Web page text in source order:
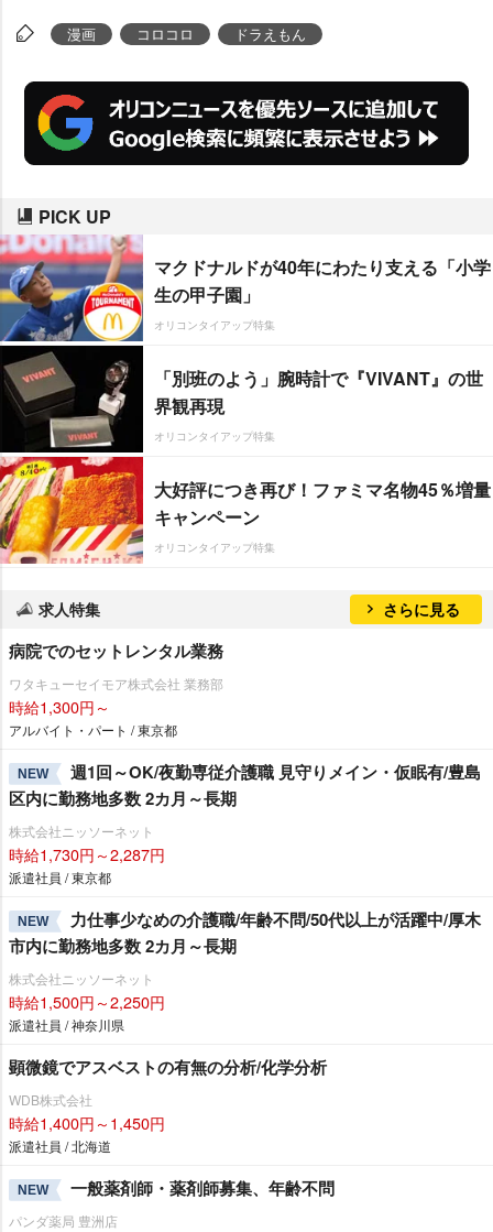
明している。
漫画 コロコロ ドラえもん
PICK UP
マクドナルドが40年にわたり支える「小学
生の甲子園」
オリコンタイアップ特集
「別班のよう」腕時計で『VIVANT』の世
界観再現
オリコンタイアップ特集
大好評につき再び！ファミマ名物45％増量
キャンペーン
オリコンタイアップ特集
求人特集 さらに見る
病院でのセットレンタル業務
ワタキューセイモア株式会社 業務部
時給1,300円～
アルバイト・パート / 東京都
NEW
週1回～OK/夜勤専従介護職 見守りメイン・仮眠有/豊島
区内に勤務地多数 2カ月～長期
株式会社ニッソーネット
時給1,730円～2,287円
派遣社員 / 東京都
NEW
力仕事少なめの介護職/年齢不問/50代以上が活躍中/厚木
市内に勤務地多数 2カ月～長期
株式会社ニッソーネット
時給1,500円～2,250円
派遣社員 / 神奈川県
顕微鏡でアスベストの有無の分析/化学分析
WDB株式会社
時給1,400円～1,450円
派遣社員 / 北海道
NEW 一般薬剤師・薬剤師募集、年齢不問
パンダ薬局 豊洲店